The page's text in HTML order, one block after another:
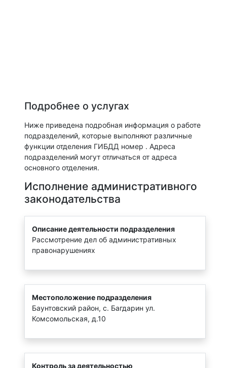
Подробнее о услугах
Ниже приведена подробная информация о работе
подразделений, которые выполняют различные
функции отделения ГИБДД номер . Адреса
подразделений могут отличаться от адреса
основного отделения.
Исполнение административного
законодательства
Описание деятельности подразделения
Рассмотрение дел об административных
правонарушениях
Местоположение подразделения
Баунтовский район, с. Багдарин ул.
Комсомольская, д.10
Контроль за деятельностью